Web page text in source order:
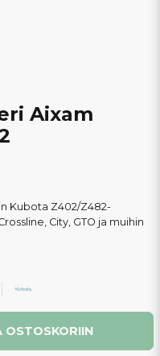
Aixam
Kubota Z402/Z482-
City, GTO ja muihin
OSTOSKORIIN